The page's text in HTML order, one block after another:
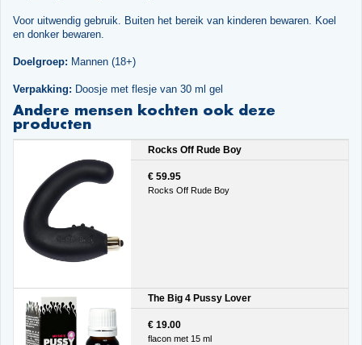
Voor uitwendig gebruik. Buiten het bereik van kinderen bewaren. Koel
en donker bewaren.
Doelgroep: Mannen (18+)
Verpakking: Doosje met flesje van 30 ml gel
Andere mensen kochten ook deze
producten
Rocks Off Rude Boy
€ 59.95
Rocks Off Rude Boy
The Big 4 Pussy Lover
€ 19.00
flacon met 15 ml